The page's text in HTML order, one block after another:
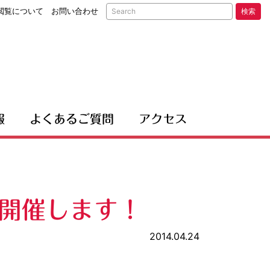
覧について お問い合わせ 検索
よくあるご質問 アクセス
します！
2014.04.24